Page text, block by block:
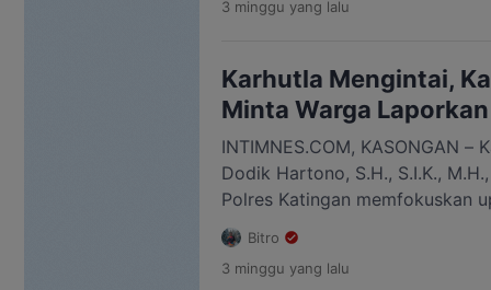
Langkah ini dinilai penting guna
konstitusional setiap warga
pemilu maupun pemilihan
3 minggu yang lalu
Karhutla Mengintai,
Minta Warga
INTIMNES.COM, KASONGAN –
Dodik Hartono, S.H., S.I.K.,
Polres Katingan memfokuskan
kebakaran hutan dan lahan
masuknya musim kemarau di
Dodik mengatakan, saat ini
Bitro
3 minggu yang lalu